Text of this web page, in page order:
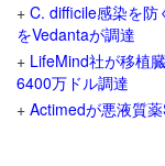
+ C. difficile感染を防
をVedantaが調達
+ LifeMind社が移植
6400万ドル調達
+ Actimedが悪液質